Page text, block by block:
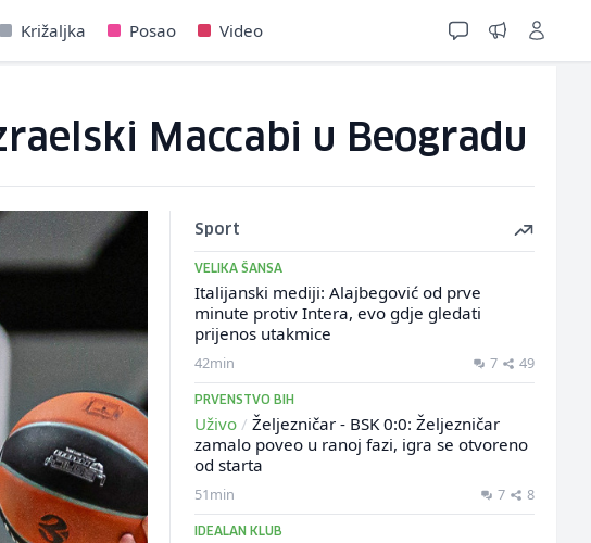
Križaljka Posao Video
Maccabi u Beogradu
Sport
VELIKA ŠANSA
Italijanski mediji: Alajbegović od prve
minute protiv Intera, evo gdje gledati
prijenos utakmice
42min 7 49
PRVENSTVO BIH
Uživo / Željezničar - BSK 0:0: Željezničar
zamalo poveo u ranoj fazi, igra se otvoreno
od starta
51min 7 8
IDEALAN KLUB